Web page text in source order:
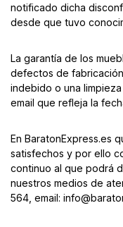
notificado dicha
desde que tuvo
La garantía de los
defectos de
indebido o una
email que refleja la
En BaratonExpress.es
satisfechos y por ello
continuo al que podrá
nuestros medios de
564, email: